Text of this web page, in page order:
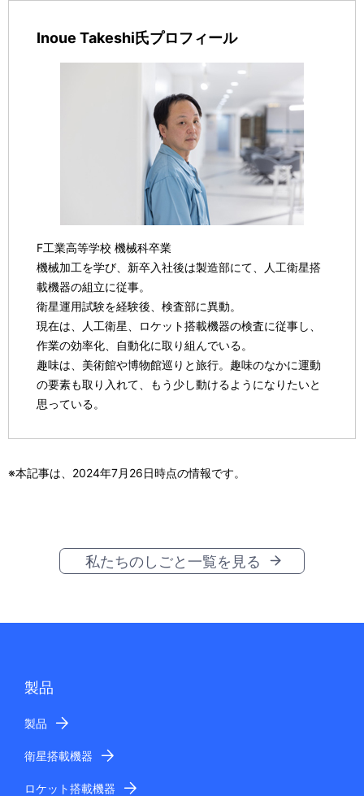
Inoue Takeshi氏プロフィール
F工業高等学校 機械科卒業
機械加工を学び、新卒入社後は製造部にて、人工衛星搭
載機器の組立に従事。
衛星運用試験を経験後、検査部に異動。
現在は、人工衛星、ロケット搭載機器の検査に従事し、
作業の効率化、自動化に取り組んでいる。
趣味は、美術館や博物館巡りと旅行。趣味のなかに運動
の要素も取り入れて、もう少し動けるようになりたいと
思っている。
※本記事は、2024年7月26日時点の情報です。
私たちのしごと一覧を見る
製品
製品
衛星搭載機器
ロケット搭載機器